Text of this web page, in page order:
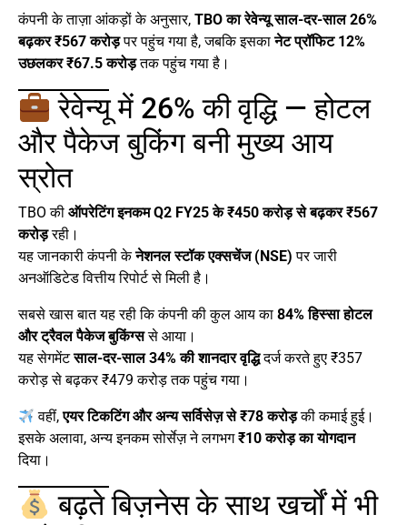
कंपनी के ताज़ा आंकड़ों के अनुसार, TBO का रेवेन्यू साल-दर-साल 26%
बढ़कर ₹567 करोड़पर पहुंच गया है, जबकि इसकानेट प्रॉफिट 12%
उछलकर ₹67.5 करोड़तक पहुंच गया है।
रेवेन्यू में 26% की वृद्धि — होटल
और पैकेज बुकिंग बनी मुख्य आय
स्रोत
TBO की ऑपरेटिंग इनकम Q2 FY25 के ₹450 करोड़ से बढ़कर ₹567
करोड़रही।
यह जानकारी कंपनी केनेशनल स्टॉक एक्सचेंज (NSE) पर जारी
अनऑडिटेड वित्तीय रिपोर्ट से मिली है।
सबसे खास बात यह रही कि कंपनी की कुल आय का 84% हिस्सा होटल
और ट्रैवल पैकेज बुकिंग्ससे आया।
यह सेगमेंटसाल-दर-साल 34% की शानदार वृद्धिदर्ज करते हुए ₹357
करोड़ से बढ़कर ₹479 करोड़ तक पहुंच गया।
वहीं,एयर टिकटिंग और अन्य सर्विसेज़ से ₹78 करोड़की कमाई हुई।
इसके अलावा, अन्य इनकम सोर्सेज़ ने लगभग₹10 करोड़ का योगदान
दिया।
बढ़ते बिज़नेस के साथ खर्चों में भी